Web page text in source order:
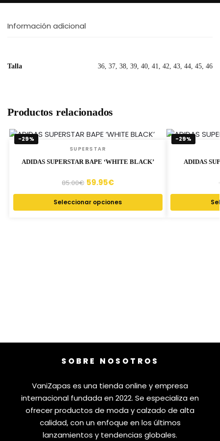
Información adicional
Talla 36, 37, 38, 39, 40, 41, 42, 43, 44, 45, 46
Productos relacionados
-29%
SUPERSTAR
ADIDAS SUPERSTAR BAPE ‘WHITE BLACK’
85.00€ 59.95€
Seleccionar opciones
-29%
ADIDAS
SOBRE NOSOTROS
VaniZapas es una tienda online y empresa
internacional fundada en 2022. Se especializa en
ofrecer productos de moda y calzado de alta
calidad, con un enfoque en los últimos
lanzamientos y tendencias globales.